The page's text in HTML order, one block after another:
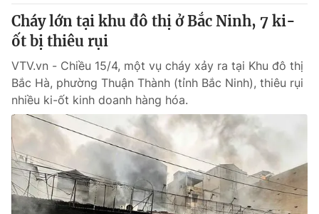
Cháy lớn tại khu đô thị ở Bắc Ninh, 7 ki-
ốt bị thiêu rụi
VTV.vn - Chiều 15/4, một vụ cháy xảy ra tại Khu đô thị
Bắc Hà, phường Thuận Thành (tỉnh Bắc Ninh), thiêu rụi
nhiều ki-ốt kinh doanh hàng hóa.